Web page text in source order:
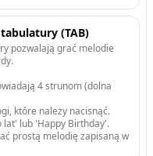
(TAB)
pozwalają grać melodie
4 strunom (dolna
które należy nacisnąć.
lat' lub 'Happy Birthday'.
prostą melodię zapisaną w